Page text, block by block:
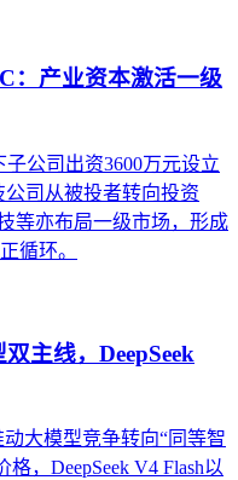
：产业资本激活一级
公司出资3600万元设立
司从被投者转向投资
等亦布局一级市场，形成
循环。
主线，DeepSeek
大模型竞争转向“同等智
，DeepSeek V4 Flash以